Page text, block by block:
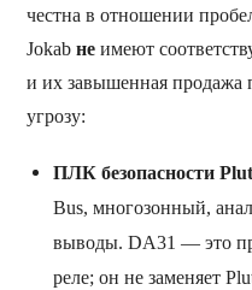
честна в отношении
Jokab не имеют
и их завышенная
угрозу:
ПЛК безопасности
Bus, многозонный,
выводы. DA31 — это
реле; он не заменяет